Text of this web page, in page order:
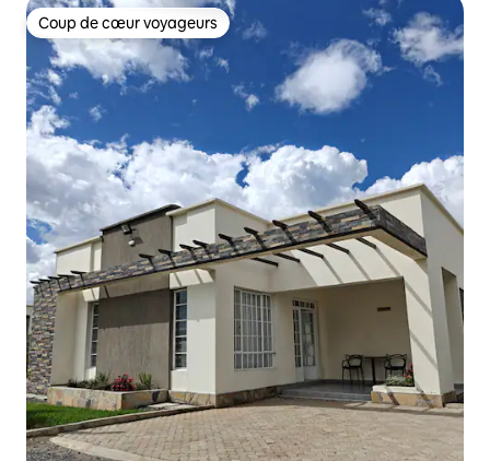
Coup de cœur voyageurs
Coup de cœur voyageurs